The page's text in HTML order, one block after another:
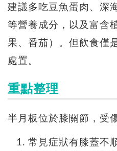
建議多吃豆魚蛋肉、深
等營養成分，以及富含
果、番茄）。但飲食僅
處置。
重點整理
半月板位於膝關節，受
常見症狀有膝蓋不